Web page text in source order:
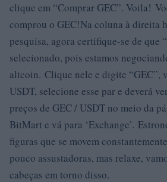
clique em “Comprar GEC”. Voila!
comprou o GEC!Na coluna à direita
pesquisa, agora certifique-se de que
selecionado, pois estamos
altcoin. Clique nele e digite “GEC”,
USDT, selecione esse par e deverá
preços de GEC / USDT no meio da
BitMart e vá para ‘Exchange’.
figuras que se movem
pouco assustadoras, mas relaxe,
cabeças em torno disso.